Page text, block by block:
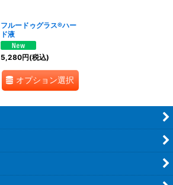
絞り込む
フルードゥグラス®ハー
ド液
5,280円(税込)
オプション選択